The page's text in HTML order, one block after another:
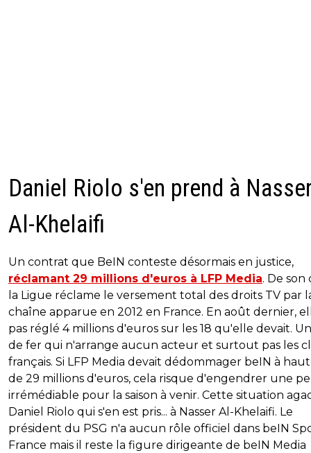
Daniel Riolo s'en prend à
Al-Khelaifi
Un contrat que BeIN conteste désormais en justice,
réclamant 29 millions d'euros à LFP Media. De son
la Ligue réclame le versement total des droits TV par
chaîne apparue en 2012 en France. En août dernier,
pas réglé 4 millions d'euros sur les 18 qu'elle devait.
de fer qui n'arrange aucun acteur et surtout pas les
français. Si LFP Media devait dédommager beIN à
de 29 millions d'euros, cela risque d'engendrer une
irrémédiable pour la saison à venir. Cette situation
Daniel Riolo qui s'en est pris... à Nasser Al-Khelaifi. Le
président du PSG n'a aucun rôle officiel dans beIN
France mais il reste la figure dirigeante de beIN Media